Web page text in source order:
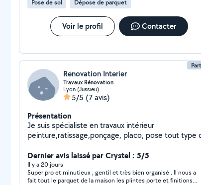
Pose de sol Dépose de parquet
Voir le profil Contacter
Renovation Interier
Travaux Rénovation
Lyon (Jussieu)
5/5 (7 avis)
Présentation
Je suis spécialiste en travaux intérieur
peinture,ratissage,ponçage, placo, pose tout type
Dernier avis laissé par Crystel : 5/5
Il y a 20 jours
Super pro et minutieux , gentil et très bien organisé . Il nous a
fait tout le parquet de la maison les plintes porte et finitions